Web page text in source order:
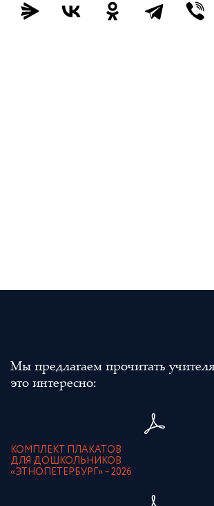
Мы предлагаем прочитать
это интересно:
КОМПЛЕКТ ПЛАКАТОВ
ДЛЯ ДОШКОЛЬНИКОВ
«ЭТНОПЕТЕРБУРГ» – 2026